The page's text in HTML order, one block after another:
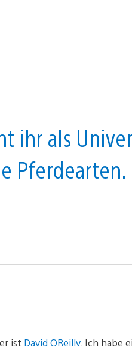
ihr als
Pferdearten.
ist David OReilly. Ich habe